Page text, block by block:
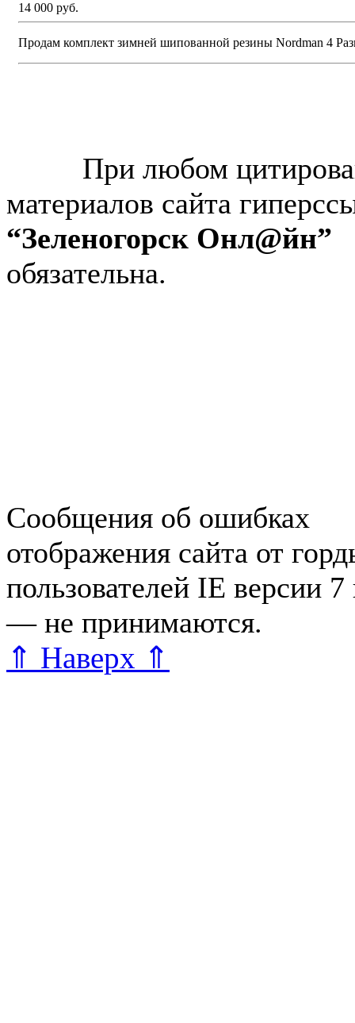
14 000 руб.
Продам комплект зимней шипованной резины Nordman 4
При любом
материалов сайта
“Зеленогорск Онл@йн”
обязательна.
Сообщения об ошибках
отображения сайта от
пользователей IE версии
— не принимаются.
⇑ Наверх ⇑